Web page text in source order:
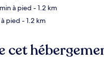
à pied - 1.2 km
pied - 1.2 km
cet